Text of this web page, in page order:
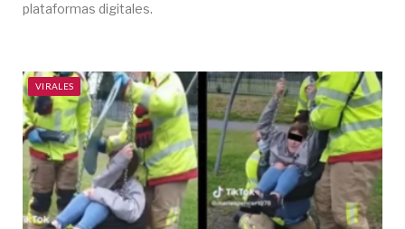
plataformas digitales.
VIRALES